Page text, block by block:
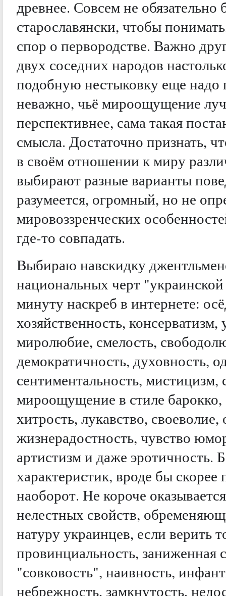
древнее. Совсем не обязательно
старославянски, чтобы
спор о первородстве. Важно
двух соседних народов
подобную нестыковку еще надо
неважно, чьё мироощущение
перспективнее, сама такая
смысла. Достаточно признать,
в своём отношении к миру
выбирают разные варианты
разумеется, огромный, но не
мировоззренческих
где-то совпадать.
Выбираю навскидку
национальных черт
минуту наскреб в интернете:
хозяйственность, консерватизм,
миролюбие, смелость,
демократичность, духовность,
сентиментальность, мистицизм,
мироощущение в стиле барокко,
хитрость, лукавство,
жизнерадостность, чувство
артистизм и даже эротичность.
характеристик, вроде бы
наоборот. Не короче
нелестных свойств,
натуру украинцев, если верить
провинциальность, заниженная
"совковость", наивность,
небрежность, замкнутость,